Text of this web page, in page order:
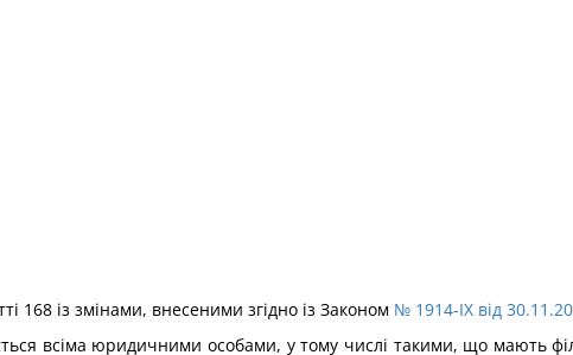
168 із змінами, внесеними згідно із Законом № 1914-IX від
всіма юридичними особами, у тому числі такими, що мають